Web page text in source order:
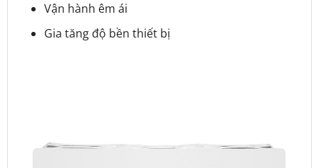
Vận hành êm ái
Gia tăng độ bền thiết bị